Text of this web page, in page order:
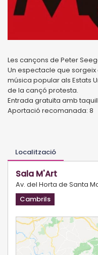
Les cançons de Peter
Un espectacle que
música popular als Estats
de la cançó protesta.
Entrada gratuïta amb
Aportació recomanada: 8
Localització
Sala M'Art
Av. del Horta de Santa
Cambrils